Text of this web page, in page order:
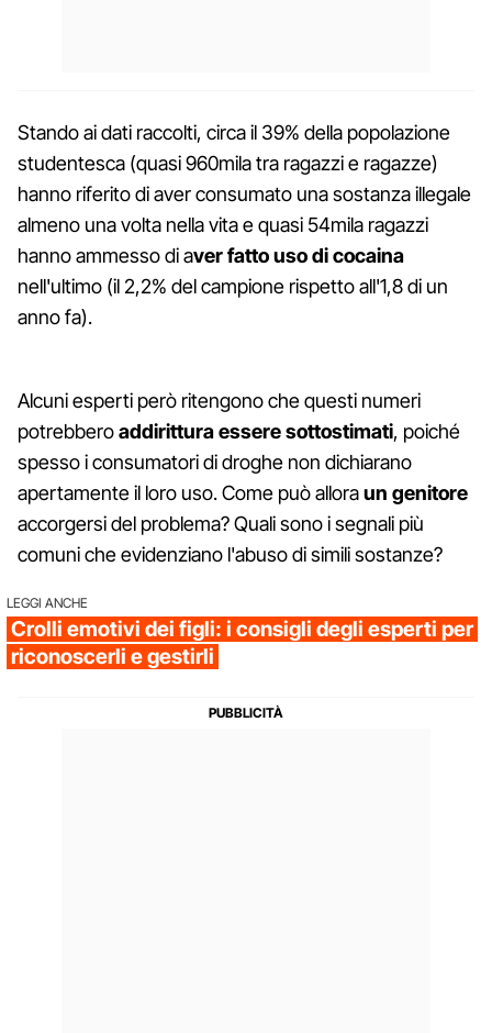
Stando ai dati raccolti, circa il 39% della popolazione
studentesca (quasi 960mila tra ragazzi e ragazze)
hanno riferito di aver consumato una sostanza illegale
almeno una volta nella vita e quasi 54mila ragazzi
hanno ammesso di aver fatto uso di cocaina
nell'ultimo (il 2,2% del campione rispetto all'1,8 di un
anno fa).
Alcuni esperti però ritengono che questi numeri
potrebberoaddirittura essere sottostimati, poiché
spesso i consumatori di droghe non dichiarano
apertamente il loro uso. Come può alloraun genitore
accorgersi del problema? Quali sono i segnali più
comuni che evidenziano l'abuso di simili sostanze?
LEGGI ANCHE
Crolli emotivi dei figli: i consigli degli esperti per
riconoscerli e gestirli